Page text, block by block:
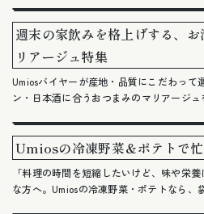
週末の家飲みを格上げする、
リアージュ特集
Umiosバイヤーが産地・品質にこだわって
ン・日本酒に合うおつまみのマリアージュ
Umiosの冷凍野菜＆ポテトで
「料理の時間を短縮したいけど、味や栄
な方へ。Umiosの冷凍野菜・ポテトなら、